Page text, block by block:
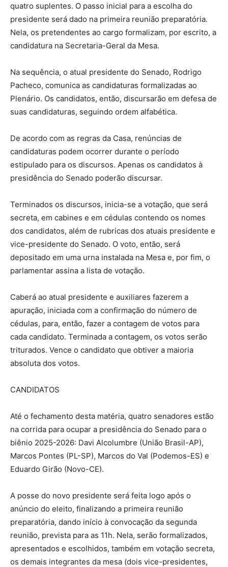
quatro suplentes. O passo inicial para a escolha do
presidente será dado na primeira reunião preparatória.
Nela, os pretendentes ao cargo formalizam, por escrito, a
candidatura na Secretaria-Geral da Mesa.
Na sequência, o atual presidente do Senado, Rodrigo
Pacheco, comunica as candidaturas formalizadas ao
Plenário. Os candidatos, então, discursarão em defesa de
suas candidaturas, seguindo ordem alfabética.
De acordo com as regras da Casa, renúncias de
candidaturas podem ocorrer durante o período
estipulado para os discursos. Apenas os candidatos à
presidência do Senado poderão discursar.
Terminados os discursos, inicia-se a votação, que será
secreta, em cabines e em cédulas contendo os nomes
dos candidatos, além de rubricas dos atuais presidente e
vice-presidente do Senado. O voto, então, será
depositado em uma urna instalada na Mesa e, por fim, o
parlamentar assina a lista de votação.
Caberá ao atual presidente e auxiliares fazerem a
apuração, iniciada com a confirmação do número de
cédulas, para, então, fazer a contagem de votos para
cada candidato. Terminada a contagem, os votos serão
triturados. Vence o candidato que obtiver a maioria
absoluta dos votos.
CANDIDATOS
Até o fechamento desta matéria, quatro senadores estão
na corrida para ocupar a presidência do Senado para o
biênio 2025-2026: Davi Alcolumbre (União Brasil-AP),
Marcos Pontes (PL-SP), Marcos do Val (Podemos-ES) e
Eduardo Girão (Novo-CE).
A posse do novo presidente será feita logo após o
anúncio do eleito, finalizando a primeira reunião
preparatória, dando início à convocação da segunda
reunião, prevista para as 11h. Nela, serão formalizados,
apresentados e escolhidos, também em votação secreta,
os demais integrantes da mesa (dois vice-presidentes,